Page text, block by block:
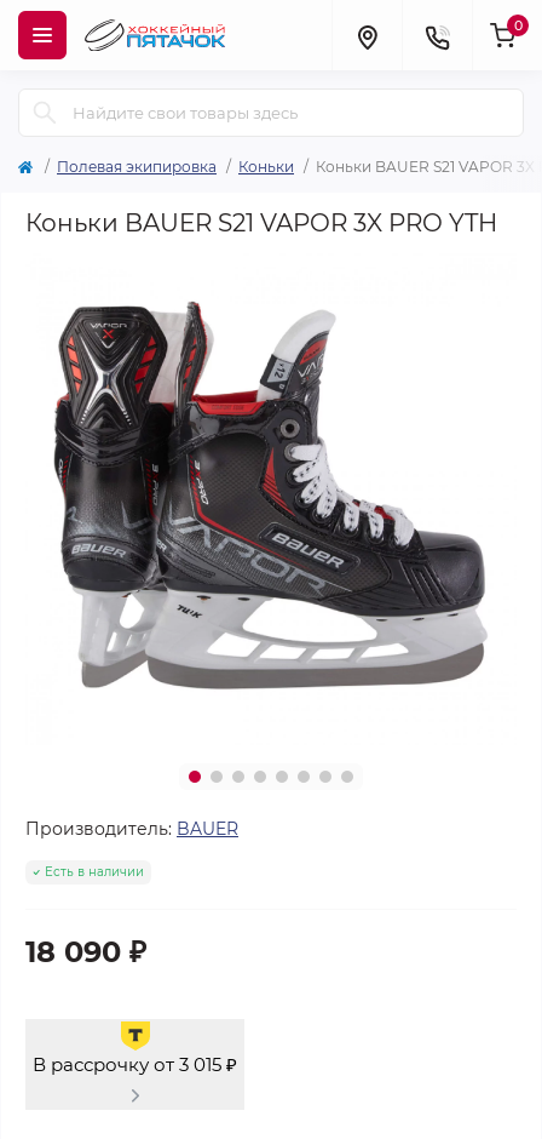
0
Полевая экипировка Коньки Коньки BAUER S21 VAPOR 3X
Коньки BAUER S21 VAPOR 3X PRO YTH
Производитель: BAUER
Есть в наличии
18 090 ₽
В рассрочку от 3 015 ₽